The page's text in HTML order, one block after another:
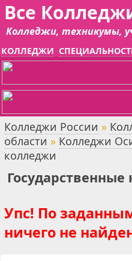
Все
Колледжи, техникумы,
КОЛЛЕДЖИ
Колледжи России »
области » Колледжи
колледжи
Упс! По
ничего не